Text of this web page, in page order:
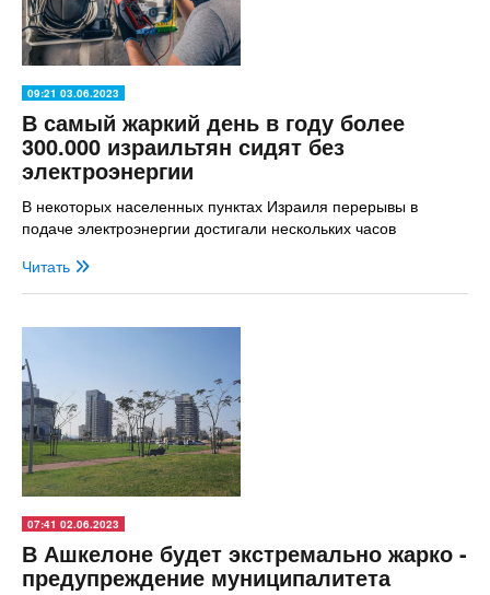
09:21 03.06.2023
В самый жаркий день в году более
300.000 израильтян сидят без
электроэнергии
В некоторых населенных пунктах Израиля перерывы в
подаче электроэнергии достигали нескольких часов
Читать
07:41 02.06.2023
В Ашкелоне будет экстремально жарко -
предупреждение муниципалитета